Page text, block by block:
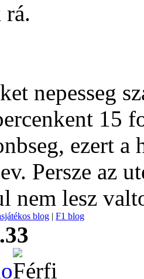
rá.
nepesseg
15
ezert a
Persze az
nem lesz
blog | F1 blog